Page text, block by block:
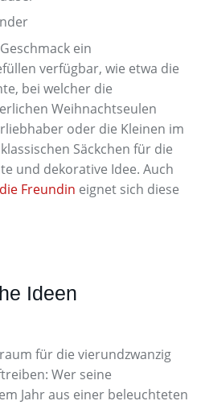
ein
verfügbar, wie etwa die
bei welcher die
Weihnachtseulen
oder die Kleinen im
Säckchen für die
und dekorative Idee. Auch
Freundin eignet sich diese
Ideen
für die vierundzwanzig
Wer seine
Jahr aus einer beleuchteten